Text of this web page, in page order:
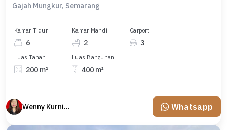
Gajah Mungkur, Semarang
Kamar Tidur
6
Kamar Mandi
2
Carport
3
Luas Tanah
200 m²
Luas Bangunan
400 m²
Wenny Kurniawati Whatsapp